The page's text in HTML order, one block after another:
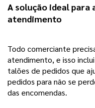
A solução ideal para
atendimento
Todo comerciante
atendimento, e isso
talões de pedidos que
pedidos para não se
das encomendas.